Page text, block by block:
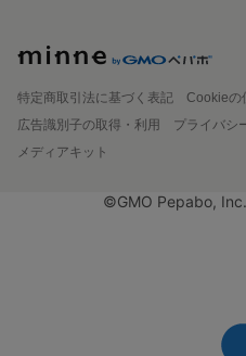
特定商取引法に基づく表記
Cookieの
広告識別子の取得・利用
プライバシ
メディアキット
©GMO Pepabo,